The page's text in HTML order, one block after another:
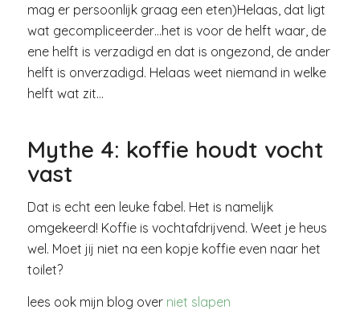
mag er persoonlijk graag een eten)Helaas, dat ligt
wat gecompliceerder…het is voor de helft waar, de
ene helft is verzadigd en dat is ongezond, de ander
helft is onverzadigd. Helaas weet niemand in welke
helft wat zit…
Mythe 4: koffie houdt vocht
vast
Dat is echt een leuke fabel. Het is namelijk
omgekeerd! Koffie is vochtafdrijvend. Weet je heus
wel. Moet jij niet na een kopje koffie even naar het
toilet?
lees ook mijn blog over niet slapen